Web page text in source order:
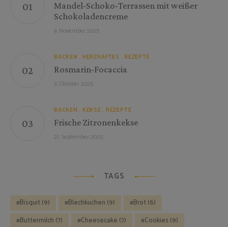
Mandel-Schoko-Terrassen mit weißer
Schokoladencreme
9. November 2025
BACKEN HERZHAFTES REZEPTE
Rosmarin-Focaccia
3. Oktober 2025
BACKEN KEKSE REZEPTE
Frische Zitronenkekse
21. September 2025
TAGS
Bisquit(9) Blechkuchen (9) Brot(6)
Buttermilch (7) Cheesecake (7) Cookies (9)